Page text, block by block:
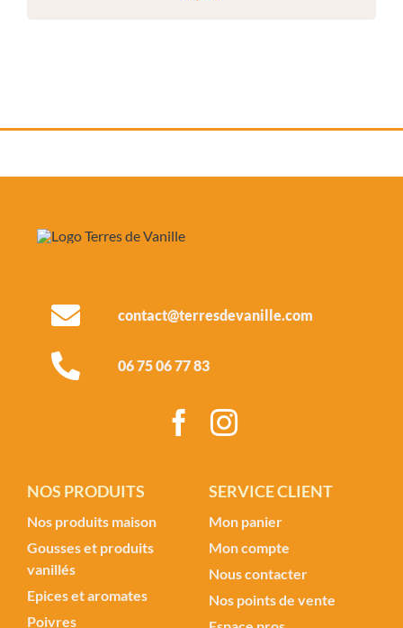
contact@terresdevanille.com
06 75 06 77 83
NOS PRODUITS
Nos produits maison
Gousses et produits
vanillés
Epices et aromates
Poivres
SERVICE CLIENT
Mon panier
Mon compte
Nous contacter
Nos points de vente